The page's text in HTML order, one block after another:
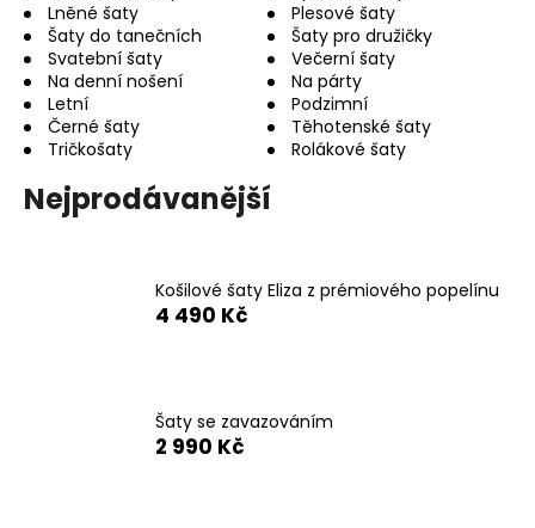
Lněné šaty
Plesové šaty
Šaty do tanečních
Šaty pro družičky
Svatební šaty
Večerní šaty
Na denní nošení
Na párty
Letní
Podzimní
Černé šaty
Těhotenské šaty
Tričkošaty
Rolákové šaty
Nejprodávanější
Košilové šaty Eliza z prémiového popelínu
4 490 Kč
Šaty se zavazováním
2 990 Kč
a
j
í
t
?